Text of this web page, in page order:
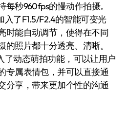
每秒960fps的慢动作拍摄。
入了F1.5/F2.4的智能可变光
时能自动调节，使得在不同
的照片都十分透亮、清晰。
了动态萌拍功能，可以让用户
专属表情包，并可以直接通
分享，带来更加个性的沟通